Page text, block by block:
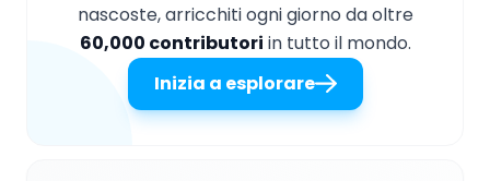
nascoste, arricchiti ogni giorno da oltre
60,000 contributori in tutto il mondo.
Inizia a esplorare